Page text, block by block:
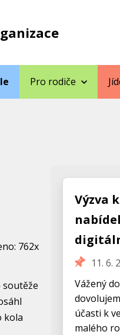
Pro rodiče
762x
soutěže
kola
Výzva
11. 6.
Vážený
účasti k
malého